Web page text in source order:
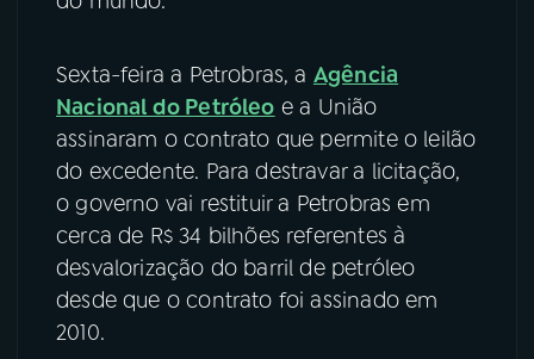
Sexta-feira a Petrobras, a Agência
Nacional do Petróleo e a União
assinaram o contrato que permite o leilão
do excedente. Para destravar a licitação,
o governo vai restituir a Petrobras em
cerca de R$ 34 bilhões referentes à
desvalorização do barril de petróleo
desde que o contrato foi assinado em
2010.